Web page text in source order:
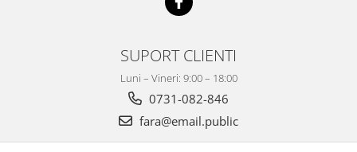
SUPORT CLIENTI
Luni – Vineri: 9:00 – 18:00
0731-082-846
fara@email.public